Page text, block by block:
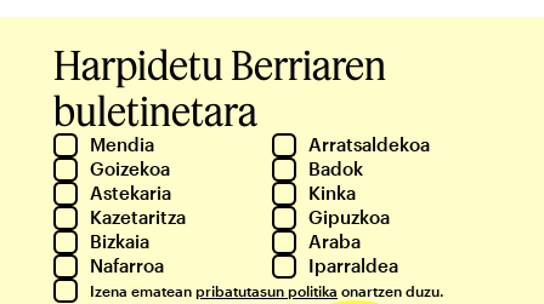
Harpidetu Berriaren
buletinetara
Mendia
Arratsaldekoa
Goizekoa
Badok
Astekaria
Kinka
Kazetaritza
Gipuzkoa
Bizkaia
Araba
Nafarroa
Iparraldea
Izena ematean pribatutasun politika onartzen duzu.